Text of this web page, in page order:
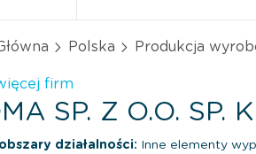
Polska Produkcja
firm
SP. Z O.O. SP.
działalności: Inne elementy